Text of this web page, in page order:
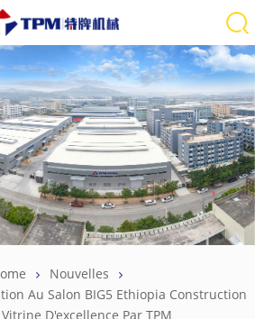
Nouvelles
Au Salon BIG5 Ethiopia Construction
D'excellence Par TPM